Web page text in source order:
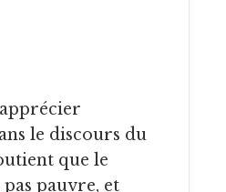
le discours du
que le
pauvre, et